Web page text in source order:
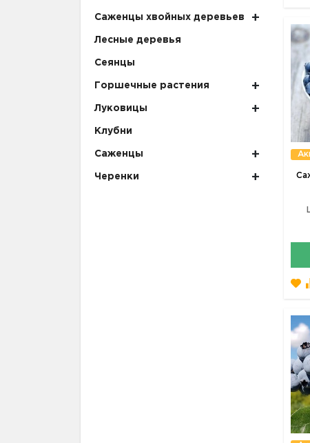
Саженцы хвойных деревьев
Лесные деревья
Сеянцы
Горшечные растения
Луковицы
Клубни
Саженцы
Черенки